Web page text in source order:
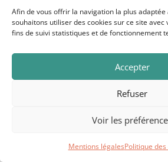
Afin de vous offrir la navigation la plus adaptée
souhaitons utiliser des cookies sur ce site
fins de suivi statistiques et de fonctionnement
Accepter
Refuser
Voir les
Mentions légalesPolitique
d’autant plus son sens si elle
est reliée à celles de tous les lieux
humains. Ne suis-je pas
à travers des particularités et des
4– Si nous avons essayé d’y voir
mêmes et entre eux, comme
faudrait-il pas oublier quelque